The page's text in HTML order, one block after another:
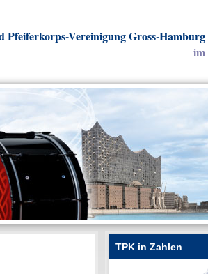
Pfeiferkorps-Vereinigung Gross-‍Hamburg
im
TPK in Zahlen